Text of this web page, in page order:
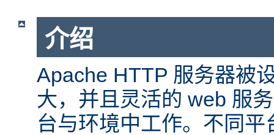
介绍
Apache HTTP 服务器被
大，并且灵活的 web 服
台与环境中工作。不同